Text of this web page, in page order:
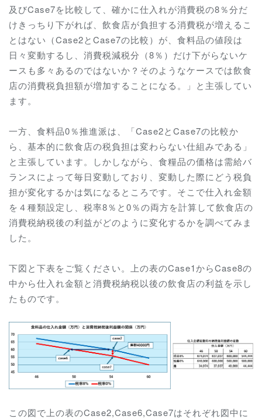
及びCase7を比較して、確かに仕入れが消費税の8％分だ
けきっちり下がれば、飲食店が負担する消費税が増えるこ
とはない（Case2とCase7の比較）が、食料品の値段は
日々変動するし、消費税減税分（8％）だけ下がらないケ
ースも多々あるのではないか？そのようなケースでは飲食
店の消費税負担額が増加することになる。」と主張してい
ます。
一方、食料品0％推進派は、「Case2とCase7の比較か
ら、基本的に飲食店の税負担は変わらない仕組みである」
と主張しています。しかしながら、食糧品の価格は需給バ
ランスによって毎日変動しており、変動した際にどう税負
担が変化するかは気になるところです。そこで仕入れ金額
を４種類設定し、税率8％と0％の両方を計算して飲食店の
消費税納税後の利益がどのように変化するかを調べてみま
した。
下図と下表をご覧ください。上の表のCase1からCase8の
中から仕入れ金額と消費税納税以後の飲食店の利益を示し
たものです。
この図で上の表のCase2,Case6,Case7はそれぞれ図中に